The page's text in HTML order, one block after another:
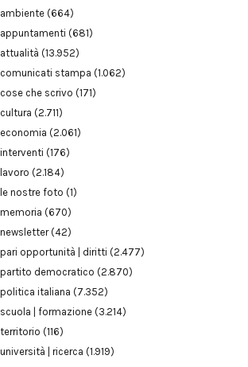
ambiente (664)
appuntamenti (681)
attualità (13.952)
comunicati stampa (1.062)
cose che scrivo (171)
cultura (2.711)
economia (2.061)
interventi (176)
lavoro (2.184)
le nostre foto (1)
memoria (670)
newsletter(42)
pari opportunità | diritti (2.477)
partito democratico (2.870)
politica italiana (7.352)
scuola | formazione (3.214)
territorio (116)
università | ricerca (1.919)